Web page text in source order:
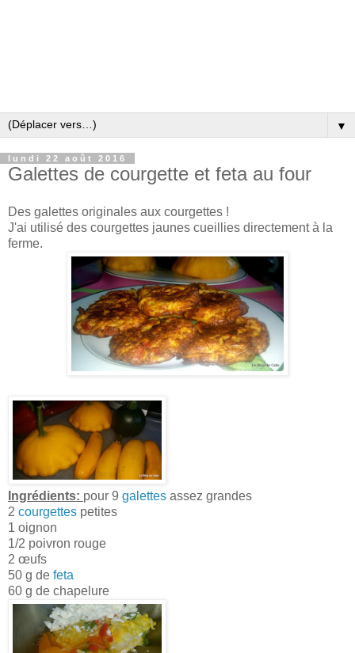
▼
lundi 22 août 2016
Galettes de courgette et feta au four
Des galettes originales aux courgettes !
J'ai utilisé des courgettes jaunes cueillies directement à la
ferme.
Ingrédients: pour 9 galettes assez grandes
2 courgettes petites
1 oignon
1/2 poivron rouge
2 œufs
50 g de feta
60 g de chapelure